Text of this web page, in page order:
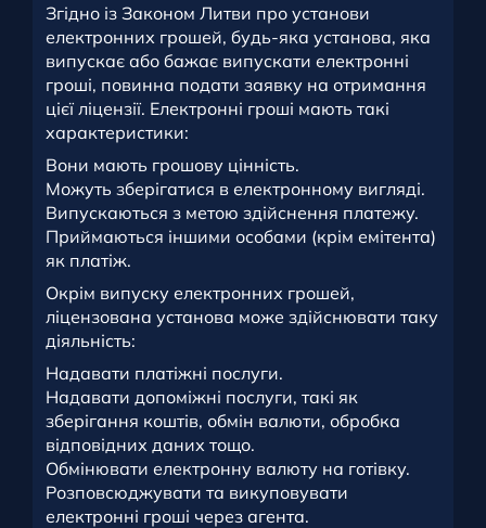
Згідно із Законом Литви про установи
електронних грошей, будь-яка установа, яка
випускає або бажає випускати електронні
гроші, повинна подати заявку на отримання
цієї ліцензії. Електронні гроші мають такі
характеристики:
Вони мають грошову цінність.
Можуть зберігатися в електронному вигляді.
Випускаються з метою здійснення платежу.
Приймаються іншими особами (крім емітента)
як платіж.
Окрім випуску електронних грошей,
ліцензована установа може здійснювати таку
діяльність:
Надавати платіжні послуги.
Надавати допоміжні послуги, такі як
зберігання коштів, обмін валюти, обробка
відповідних даних тощо.
Обмінювати електронну валюту на готівку.
Розповсюджувати та викуповувати
електронні гроші через агента.